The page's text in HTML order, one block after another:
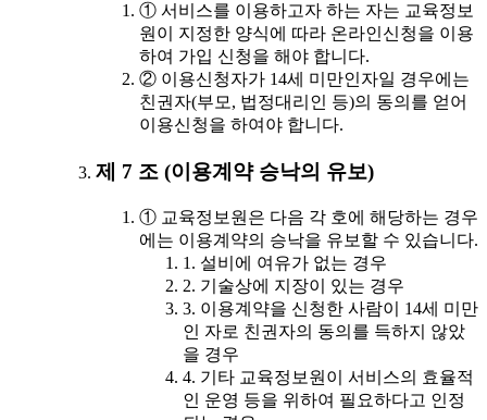
① 서비스를 이용하고자 하는 자는 교육정보
원이 지정한 양식에 따라 온라인신청을 이용
하여 가입 신청을 해야 합니다.
② 이용신청자가 14세 미만인자일 경우에는
친권자(부모, 법정대리인 등)의 동의를 얻어
이용신청을 하여야 합니다.
제 7 조 (이용계약 승낙의 유보)
① 교육정보원은 다음 각 호에 해당하는 경우
에는 이용계약의 승낙을 유보할 수 있습니다.
1. 설비에 여유가 없는 경우
2. 기술상에 지장이 있는 경우
3. 이용계약을 신청한 사람이 14세 미만
인 자로 친권자의 동의를 득하지 않았
을 경우
4. 기타 교육정보원이 서비스의 효율적
인 운영 등을 위하여 필요하다고 인정